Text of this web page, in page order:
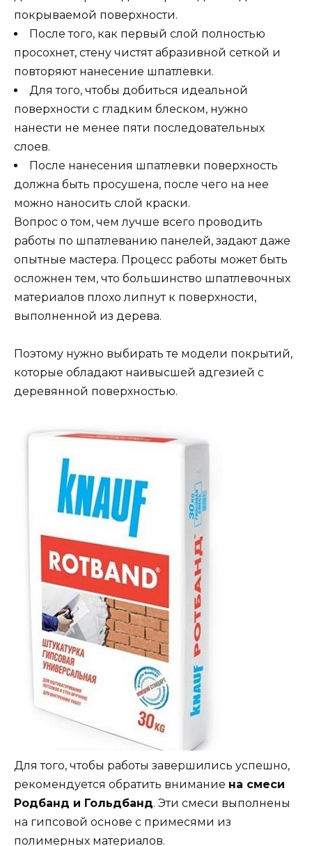
покрываемой поверхности.
После того, как первый слой полностью
просохнет, стену чистят абразивной сеткой и
повторяют нанесение шпатлевки.
Для того, чтобы добиться идеальной
поверхности с гладким блеском, нужно
нанести не менее пяти последовательных
слоев.
После нанесения шпатлевки поверхность
должна быть просушена, после чего на нее
можно наносить слой краски.
Вопрос о том, чем лучше всего проводить
работы по шпатлеванию панелей, задают даже
опытные мастера. Процесс работы может быть
осложнен тем, что большинство шпатлевочных
материалов плохо липнут к поверхности,
выполненной из дерева.
Поэтому нужно выбирать те модели покрытий,
которые обладают наивысшей адгезией с
деревянной поверхностью.
Для того, чтобы работы завершились успешно,
рекомендуется обратить внимание на смеси
Родбанд и Гольдбанд. Эти смеси выполнены
на гипсовой основе с примесями из
полимерных материалов.